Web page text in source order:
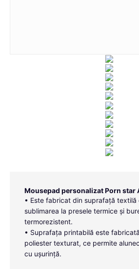
Mousepad personalizat Porn star
• Este fabricat din suprafață textilă
sublimarea la presele termice și
termorezistent.
• Suprafața printabilă este
poliester texturat, ce permite
cu ușurință.